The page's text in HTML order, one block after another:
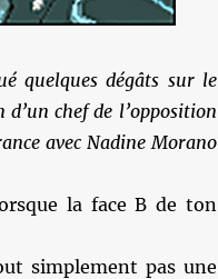
quelques dégâts sur le
chef de l’opposition
avec Nadine Morano
la face B de ton
simplement pas une